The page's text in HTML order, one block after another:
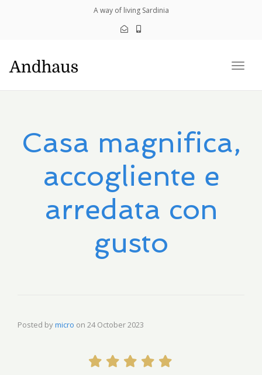
A way of living Sardinia
Casa magnifica,
accogliente e
arredata con
gusto
Posted bymicro on 24 October 2023